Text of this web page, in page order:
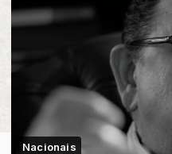
Nacionais